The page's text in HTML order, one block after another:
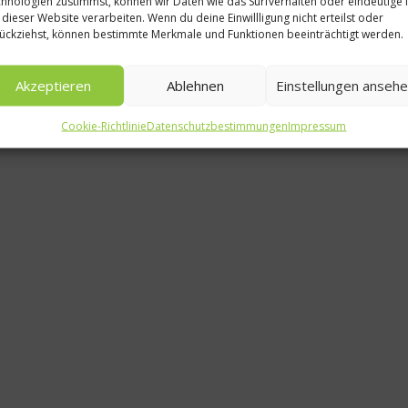
dieser Website verarbeiten. Wenn du deine Einwillligung nicht erteilst oder
können bestimmte Merkmale und Funktionen beeinträchtigt werden.
Akzeptieren Ablehnen Einstellungen
Cookie-RichtlinieDatenschutzbestimmungenImpressum